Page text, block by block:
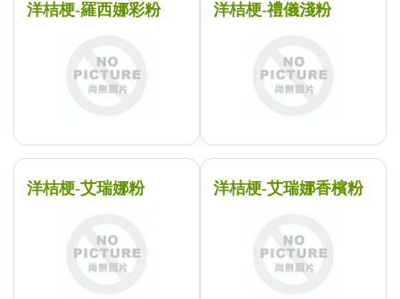
洋桔梗-羅西娜彩粉 洋桔梗-禮儀淺粉
洋桔梗-艾瑞娜粉 洋桔梗-艾瑞娜香檳粉